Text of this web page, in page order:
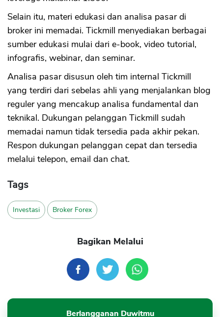
Selain itu, materi edukasi dan analisa pasar di
broker ini memadai. Tickmill menyediakan berbagai
sumber edukasi mulai dari e-book, video tutorial,
infografis, webinar, dan seminar.
Analisa pasar disusun oleh tim internal Tickmill
yang terdiri dari sebelas ahli yang menjalankan blog
reguler yang mencakup analisa fundamental dan
teknikal. Dukungan pelanggan Tickmill sudah
memadai namun tidak tersedia pada akhir pekan.
Respon dukungan pelanggan cepat dan tersedia
melalui telepon, email dan chat.
Tags
Investasi Broker Forex
Bagikan Melalui
Berlangganan Duwitmu